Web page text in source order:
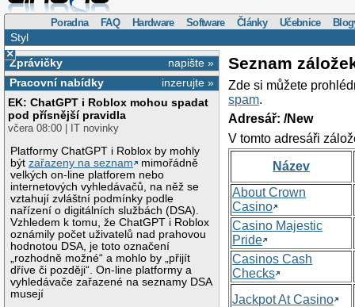
Poradna FAQ Hardware Software Články Učebnice
Styl
×
napište »
Zprávičky
inzerujte »
Pracovní nabídky
EK: ChatGPT i Roblox mohou spadat
pod přísnější pravidla
včera 08:00 | IT novinky
Platformy ChatGPT i Roblox by mohly
býtzařazeny na seznam
mimořádně
velkých on-line platforem nebo
internetových vyhledávačů, na něž se
vztahují zvláštní podmínky podle
nařízení o digitálních službách (DSA).
Vzhledem k tomu, že ChatGPT i Roblox
oznámily počet uživatelů nad prahovou
hodnotou DSA, je toto označení
„rozhodně možné“ a mohlo by „přijít
dříve či později“. On-line platformy a
vyhledávače zařazené na seznamy DSA
musejí
Seznam
Zde si můžete
spam.
Adresář: /New
V tomto adresáři
Název
About Crown
Casino
Casino Majestic
Pride
Casinos Cash
Checks
Jackpot At Casino